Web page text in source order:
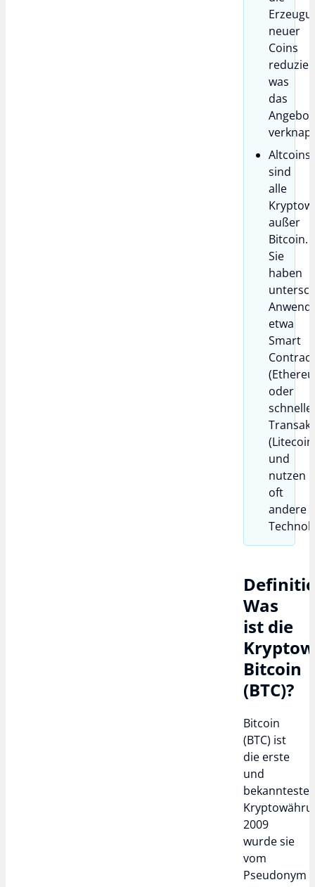
neuer
Coins
was
das
Angebot
Altcoins
sind
alle
außer
Bitcoin.
Sie
haben
etwa
Smart
oder
schnelle
und
nutzen
oft
andere
Was
ist die
Bitcoin
(BTC)?
Bitcoin
(BTC) ist
die erste
und
bekannteste
2009
wurde sie
vom
Pseudonym